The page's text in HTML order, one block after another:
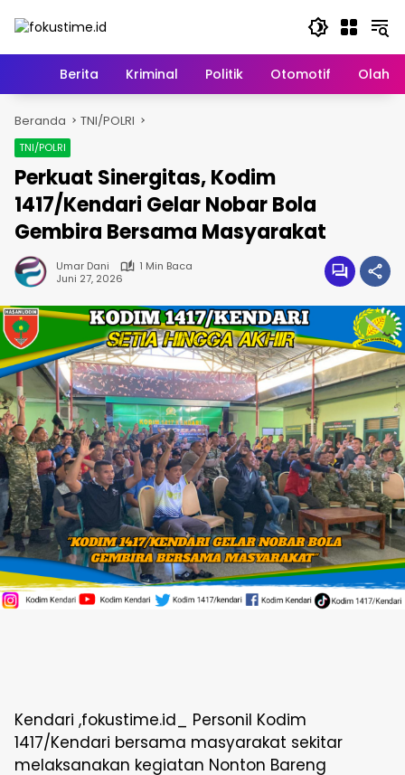
HomeBerita Kriminal Politik Otomotif
Beranda TNI/POLRI
TNI/POLRI
Perkuat Sinergitas, Kodim
1417/Kendari Gelar Nobar Bola
Gembira Bersama Masyarakat
Umar Dani
1 Min Baca
Juni 27, 2026
Kendari ,fokustime.id_ Personil Kodim
1417/Kendari bersama masyarakat sekitar
melaksanakan kegiatan Nonton Bareng